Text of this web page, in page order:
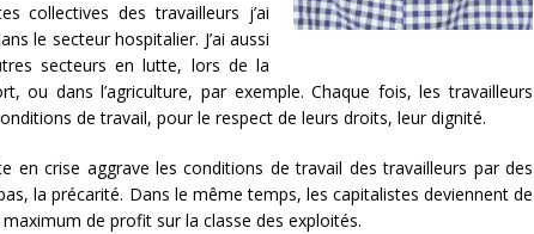
collectives des travailleurs j’ai
le secteur hospitalier. J’ai aussi
secteurs en lutte, lors de la
ou dans l’agriculture, par exemple. Chaque fois, les travailleurs
de travail, pour le respect de leurs droits, leur dignité.
en crise aggrave les conditions de travail des travailleurs par des
la précarité. Dans le même temps, les capitalistes deviennent de
de profit sur la classe des exploités.